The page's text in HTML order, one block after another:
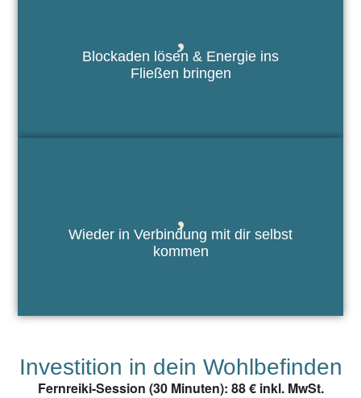
Blockaden lösen & Energie ins
Fließen bringen
Wieder in Verbindung mit dir selbst
kommen
Investition in dein Wohlbefinden
Fernreiki-Session (30 Minuten): 88 € inkl. MwSt.